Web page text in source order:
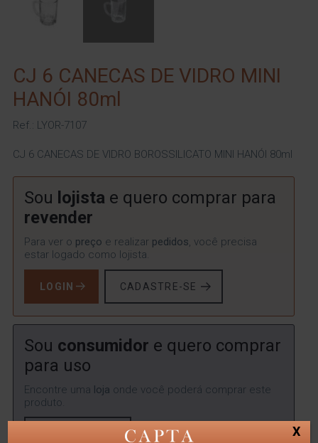
CJ 6 CANECAS DE VIDRO MINI
HANÓI 80ml
Ref.: LYOR-7107
CJ 6 CANECAS DE VIDRO BOROSSILICATO MINI HANÓI 80ml
Sou lojista e quero comprar para
revender
Para ver o preço e realizar pedidos, você precisa
estar logado como lojista.
LOGIN CADASTRE-SE
Sou consumidor e quero comprar
para uso
Encontre uma loja onde você poderá comprar este
produto.
X